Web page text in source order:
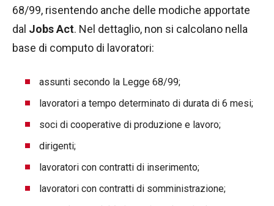
68/99, risentendo anche delle modiche apportate
dal Jobs Act. Nel dettaglio, non si calcolano nella
base di computo di lavoratori:
assunti secondo la Legge 68/99;
lavoratori a tempo determinato di durata di 6 mesi;
soci di cooperative di produzione e lavoro;
dirigenti;
lavoratori con contratti di inserimento;
lavoratori con contratti di somministrazione;